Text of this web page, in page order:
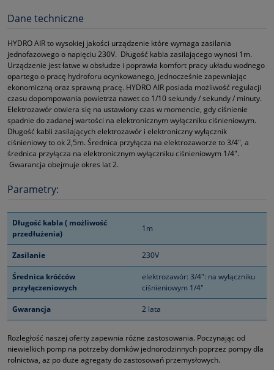
Dane techniczne
HYDRO AIR to wysokiej jakości urządzenie które wymaga zasilania
jednofazowego o napięciu 230V. Długość kabla zasilającego wynosi 1m.
Urządzenie jest łatwe w obsłudze i poprawia komfort pracy układu wodnego
opartego o pracę hydroforu ocynkowanego, jednocześnie zapewniając
ekonomiczną oraz sprawną pracę. HYDRO AIR posiada możliwość regulacji
czasu dopompowania powietrza nawet co 1/10 sekundy / sekundy / minuty.
Elektrozawór otwiera się na ustawiony czas w momencie, gdy ciśnienie
spadnie do zadanej wartości na elektronicznym wyłączniku ciśnieniowym.
Długość kabli zasilających elektrozawór i elektroniczny wyłącznik
ciśnieniowy to ok 2,5m. Średnica przyłącza na elektrozaworze to 3/4", a
średnica przyłącza na elektronicznym wyłączniku ciśnieniowym 1/4".
Gwarancja obejmuje okres lat 2.
Parametry:
Długość kabla ( możliwość
przedłużenia)
1m
Zasilanie 230V
Średnica króćców
przyłączeniowych
elektrozawór: 3/4": na wyłączniku
ciśnieniowym 1/4"
Gwarancja 2 lata
Rozległość naszej oferty zapewnia różne zastosowania. Poczynając od
niewielkich pomp na potrzeby domków jednorodzinnych poprzez pompy dla
rolnictwa, aż po duże agregaty do zastosowań przemysłowych.